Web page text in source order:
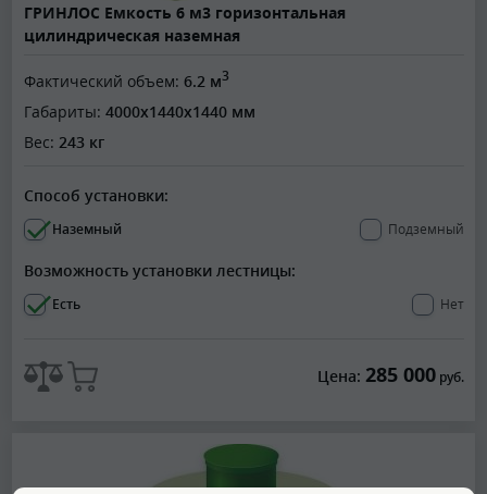
ГРИНЛОС Емкость 6 м3 горизонтальная
цилиндрическая наземная
Фактический объем: 6.2 м3
Габариты: 4000x1440x1440 мм
Вес: 243 кг
Способ установки:
Наземный Подземный
Возможность установки лестницы:
Есть Нет
Цена: 285 000руб.